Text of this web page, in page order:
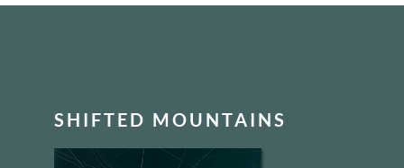
SHIFTED MOUNTAINS